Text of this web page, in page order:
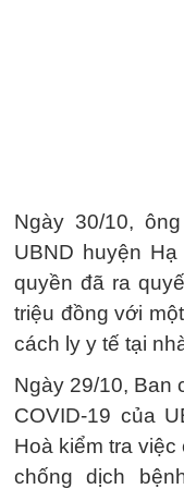
Ngày 30/10,
UBND huyện
quyền đã ra
triệu đồng với
cách ly y tế tại
Ngày 29/10, Ban
COVID-19 của
Hoà kiểm tra
chống dịch